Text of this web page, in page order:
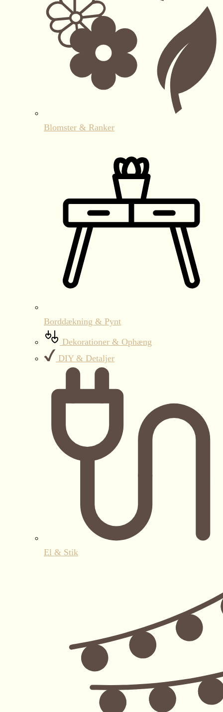
Blomster & Ranker
Borddækning & Pynt
Dekorationer & Ophæng
DIY & Detaljer
El & Stik